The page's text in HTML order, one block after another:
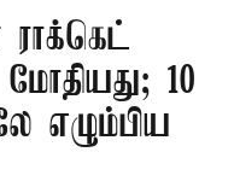
10
எழும்பிய